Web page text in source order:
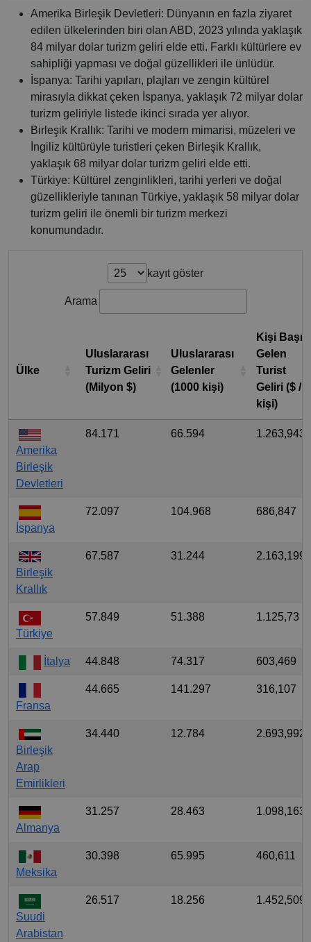
Amerika Birleşik Devletleri: Dünyanın en fazla ziyaret
edilen ülkelerinden biri olan ABD, 2023 yılında yaklaşık
84 milyar dolar turizm geliri elde etti. Farklı kültürlere ev
sahipliği yapması ve doğal güzellikleri ile ünlüdür.
İspanya: Tarihi yapıları, plajları ve zengin kültürel
mirasıyla dikkat çeken İspanya, yaklaşık 72 milyar dolar
turizm geliriyle listede ikinci sırada yer alıyor.
Birleşik Krallık: Tarihi ve modern mimarisi, müzeleri ve
İngiliz kültürüyle turistleri çeken Birleşik Krallık,
yaklaşık 68 milyar dolar turizm geliri elde etti.
Türkiye: Kültürel zenginlikleri, tarihi yerleri ve doğal
güzellikleriyle tanınan Türkiye, yaklaşık 58 milyar dolar
turizm geliri ile önemli bir turizm merkezi
konumundadır.
kayıt göster
Arama
Ülke
Uluslararası
Turizm Geliri
(Milyon $)
Uluslararası
Gelenler
(1000 kişi)
Kişi Başı
Gelen
Turist
Geliri ($ /
kişi)
Amerika
Birleşik
Devletleri
84.171 66.594 1.263,943
İspanya
72.097 104.968 686,847
Birleşik
Krallık
67.587 31.244 2.163,199
Türkiye
57.849 51.388 1.125,73
İtalya 44.848 74.317 603,469
Fransa
44.665 141.297 316,107
Birleşik
Arap
Emirlikleri
34.440 12.784 2.693,992
Almanya
31.257 28.463 1.098,163
Meksika
30.398 65.995 460,611
Suudi
Arabistan
26.517 18.256 1.452,509